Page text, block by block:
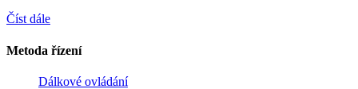
Číst dále
Metoda řízení
Dálkové ovládání